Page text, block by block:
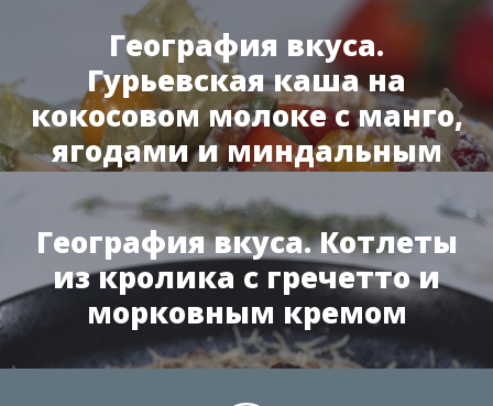
География вкуса.
Гурьевская каша на
кокосовом молоке с манго,
ягодами и миндальным
География вкуса. Котлеты
из кролика с гречетто и
морковным кремом